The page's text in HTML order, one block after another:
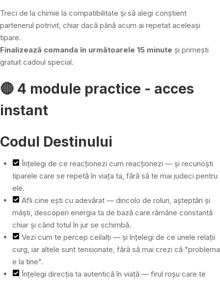
Treci de la chimie la compatibilitate și să alegi conștient
partenerul potrivit, chiar dacă până acum ai repetat aceleași
tipare.
Finalizează comanda în următoarele 15 minute și primești
gratuit cadoul special.
🔴 4 module practice - acces
instant
Codul Destinului
Înțelegi de ce reacționezi cum reacționezi — și recunoști
tiparele care se repetă în viața ta, fără să te mai judeci pentru
ele.
Afli cine ești cu adevărat — dincolo de roluri, așteptări și
măști, descoperi energia ta de bază care rămâne constantă
chiar și când totul în jur se schimbă.
Vezi cum te percep ceilalți — și înțelegi de ce unele relații
curg, iar altele sunt tensionate, fără să mai crezi că "problema
e la tine".
Înțelegi direcția ta autentică în viață — firul roșu care te